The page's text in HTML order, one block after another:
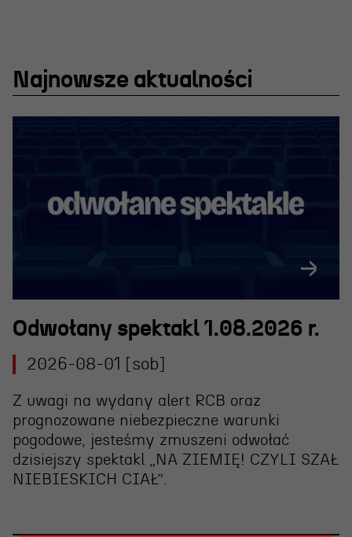
OSIECKA. ARCHIPELAGI
reż. Jacek Bała
Najnowsze aktualności
Odwołany spektakl 1.08.2026 r.
2026-08-01 [sob]
Z uwagi na wydany alert RCB oraz
prognozowane niebezpieczne warunki
pogodowe, jesteśmy zmuszeni odwołać
dzisiejszy spektakl „NA ZIEMIĘ! CZYLI SZAŁ
NIEBIESKICH CIAŁ”.